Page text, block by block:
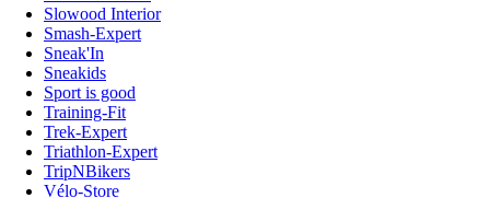
Slowood Interior
Smash-Expert
Sneak'In
Sneakids
Sport is good
Training-Fit
Trek-Expert
Triathlon-Expert
TripNBikers
Vélo-Store